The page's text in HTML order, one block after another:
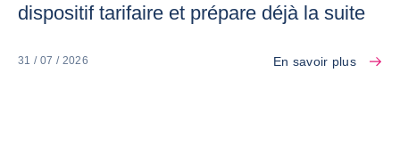
dispositif tarifaire et prépare déjà la suite
31 / 07 / 2026 En savoir plus